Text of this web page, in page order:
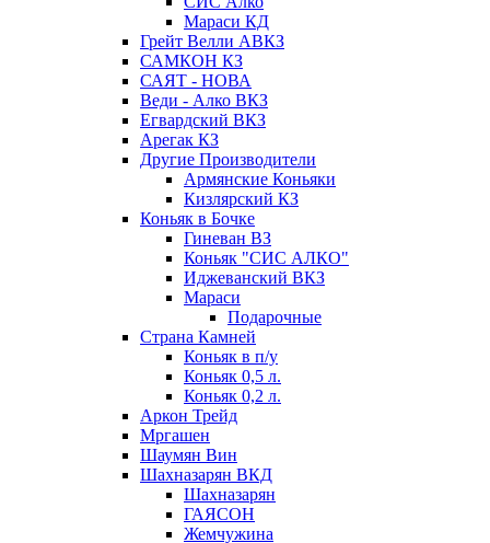
Мараси КД
Грейт Велли АВКЗ
САМКОН КЗ
САЯТ - НОВА
Веди - Алко ВКЗ
Егвардский ВКЗ
Арегак КЗ
Другие Производители
Армянские Коньяки
Кизлярский КЗ
Коньяк в Бочке
Гиневан ВЗ
Коньяк "СИС АЛКО"
Иджеванский ВКЗ
Мараси
Подарочные
Страна Камней
Коньяк в п/у
Коньяк 0,5 л.
Коньяк 0,2 л.
Аркон Трейд
Мргашен
Шаумян Вин
Шахназарян ВКД
Шахназарян
ГАЯСОН
Жемчужина